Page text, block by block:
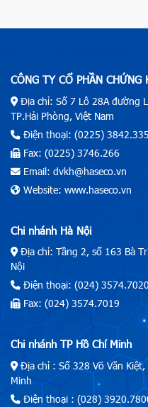
CÔNG TY CỔ PHẦN CHỨNG
Địa chỉ: Số 7 Lô 28A đường
TP.Hải Phòng, Việt Nam
Điện thoại: (0225) 3842.335
Fax: (0225) 3746.266
Email: dvkh@haseco.vn
Website: www.haseco.vn
Chi nhánh Hà Nội
Địa chỉ: Tầng 2, số 163 Bà
Nội
Điện thoại: (024) 3574.7020
Fax: (024) 3574.7019
Chi nhánh TP Hồ Chí Minh
Địa chỉ : Số 328 Võ Văn
Minh
Điện thoại : (028)